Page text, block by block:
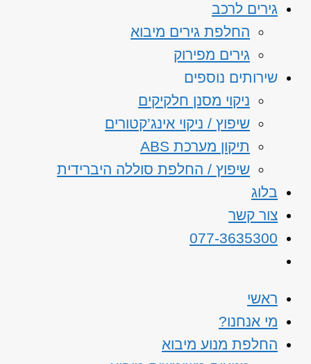
גירים לרכב
החלפת גירים מיבוא
גירים מפירוק
שירותים נוספים
ניקוי מסנן חלקיקים
שיפוץ / ניקוי אינג’קטורים
תיקון מערכת ABS
שיפוץ / החלפת סוללה היברידית
בלוג
צור קשר
077-3635300
ראשי
מי אנחנו?
החלפת מנוע מיבוא